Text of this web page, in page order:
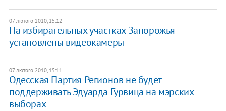
07 лютого 2010, 15:12
На избирательных участках Запорожья
установлены видеокамеры
07 лютого 2010, 15:11
Одесская Партия Регионов не будет
поддерживать Эдуарда Гурвица на мэрских
выборах